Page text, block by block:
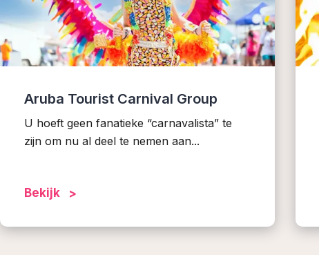
Aruba Tourist Carnival Group
U hoeft geen fanatieke “carnavalista” te
zijn om nu al deel te nemen aan...
Bekijk